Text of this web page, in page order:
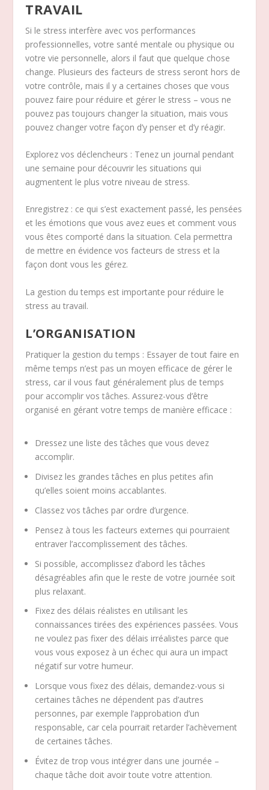
TRAVAIL
Si le stress interfère avec vos performances
professionnelles, votre santé mentale ou physique ou
votre vie personnelle, alors il faut que quelque chose
change. Plusieurs des facteurs de stress seront hors de
votre contrôle, mais il y a certaines choses que vous
pouvez faire pour réduire et gérer le stress – vous ne
pouvez pas toujours changer la situation, mais vous
pouvez changer votre façon d’y penser et d’y réagir.
Explorez vos déclencheurs : Tenez un journal pendant
une semaine pour découvrir les situations qui
augmentent le plus votre niveau de stress.
Enregistrez : ce qui s’est exactement passé, les pensées
et les émotions que vous avez eues et comment vous
vous êtes comporté dans la situation. Cela permettra
de mettre en évidence vos facteurs de stress et la
façon dont vous les gérez.
La gestion du temps est importante pour réduire le
stress au travail.
L’ORGANISATION
Pratiquer la gestion du temps : Essayer de tout faire en
même temps n’est pas un moyen efficace de gérer le
stress, car il vous faut généralement plus de temps
pour accomplir vos tâches. Assurez-vous d’être
organisé en gérant votre temps de manière efficace :
Dressez une liste des tâches que vous devez
accomplir.
Divisez les grandes tâches en plus petites afin
qu’elles soient moins accablantes.
Classez vos tâches par ordre d’urgence.
Pensez à tous les facteurs externes qui pourraient
entraver l’accomplissement des tâches.
Si possible, accomplissez d’abord les tâches
désagréables afin que le reste de votre journée soit
plus relaxant.
Fixez des délais réalistes en utilisant les
connaissances tirées des expériences passées. Vous
ne voulez pas fixer des délais irréalistes parce que
vous vous exposez à un échec qui aura un impact
négatif sur votre humeur.
Lorsque vous fixez des délais, demandez-vous si
certaines tâches ne dépendent pas d’autres
personnes, par exemple l’approbation d’un
responsable, car cela pourrait retarder l’achèvement
de certaines tâches.
Évitez de trop vous intégrer dans une journée –
chaque tâche doit avoir toute votre attention.